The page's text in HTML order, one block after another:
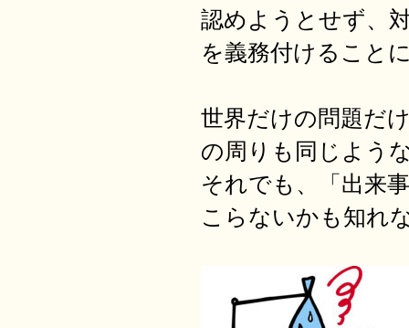
認めようとせず、
を義務付けること
世界だけの問題だ
の周りも同じよう
それでも、「出来
こらないかも知れ